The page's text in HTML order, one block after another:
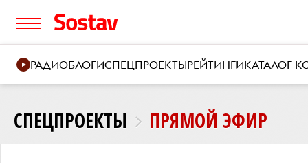
РАДИОБЛОГИСПЕЦПРОЕКТЫРЕЙТИНГИКАТАЛОГ
СПЕЦПРОЕКТЫ ПРЯМОЙ ЭФИР